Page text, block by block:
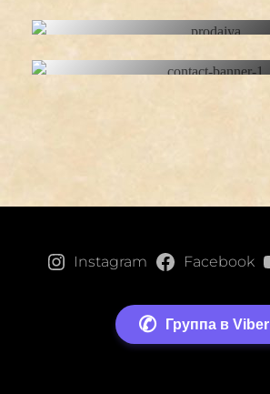
ШКАТУЛКИ
Instagram Facebook
✆ Группа в Viber